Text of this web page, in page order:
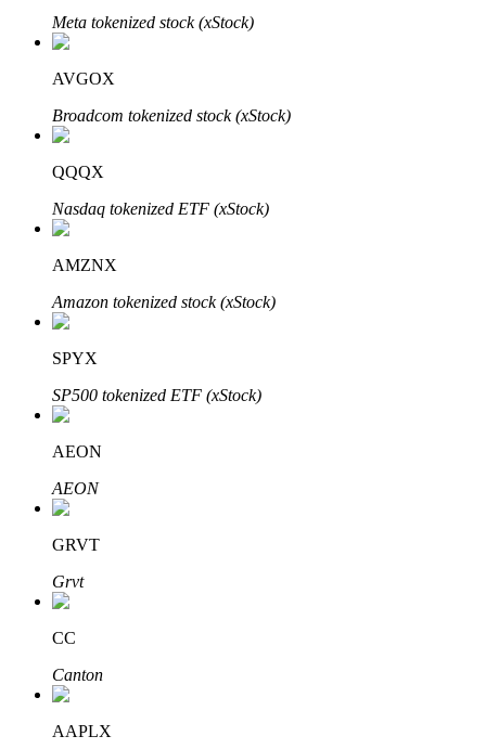
Uzun vadeli kâr ve esnek çıkarlar elde edin
Stake Etmeyi Öğrenin
Pasif gelir kazanma hakkında bilgi edinin
Bitrue Ortakları
Meta tokenized stock (xStock)
AVGOX
Broadcom tokenized stock (xStock)
QQQX
Nasdaq tokenized ETF (xStock)
AMZNX
Amazon tokenized stock (xStock)
SPYX
SP500 tokenized ETF (xStock)
AEON
AEON
GRVT
Grvt
CC
Canton
AAPLX